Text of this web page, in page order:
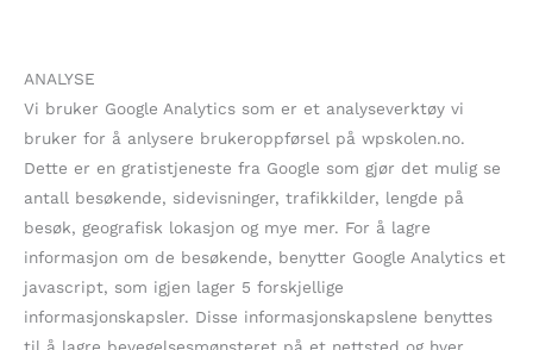
ANALYSE
Vi bruker Google Analytics som er et analyseverktøy vi
bruker for å anlysere brukeroppførsel på wpskolen.no.
Dette er en gratistjeneste fra Google som gjør det mulig se
antall besøkende, sidevisninger, trafikkilder, lengde på
besøk, geografisk lokasjon og mye mer. For å lagre
informasjon om de besøkende, benytter Google Analytics et
javascript, som igjen lager 5 forskjellige
informasjonskapsler. Disse informasjonskapslene benyttes
til å lagre bevegelsesmønsteret på et nettsted og hver